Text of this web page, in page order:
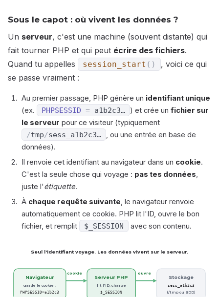
Sous le capot : où vivent les données ?
Un serveur, c'est une machine (souvent distante) qui
fait tourner PHP et qui peut écrire des fichiers.
Quand tu appelles
session_start ( )
, voici ce qui
se passe vraiment :
Au premier passage, PHP génère un identifiant unique
(ex.
PHPSESSID = a1b2c3… ) et crée un fichier sur
le serveur pour ce visiteur (typiquement
/tmp/sess_a1b2c3…
, ou une entrée en base de
données).
Il renvoie cet identifiant au navigateur dans un cookie.
C'est la seule chose qui voyage : pas tes données,
juste l'étiquette.
À chaque requête suivante, le navigateur renvoie
automatiquement ce cookie. PHP lit l'ID, ouvre le bon
fichier, et remplit
$_SESSION avec son contenu.
Seul l'identifiant voyage. Les données vivent sur le serveur.
cookie ouvre
Navigateur
garde le cookie :
PHPSESSID=a1b2c3
Serveur PHP
lit l'ID, charge
$_SESSION
Stockage
sess_a1b2c3
(/tmp ou BDD)